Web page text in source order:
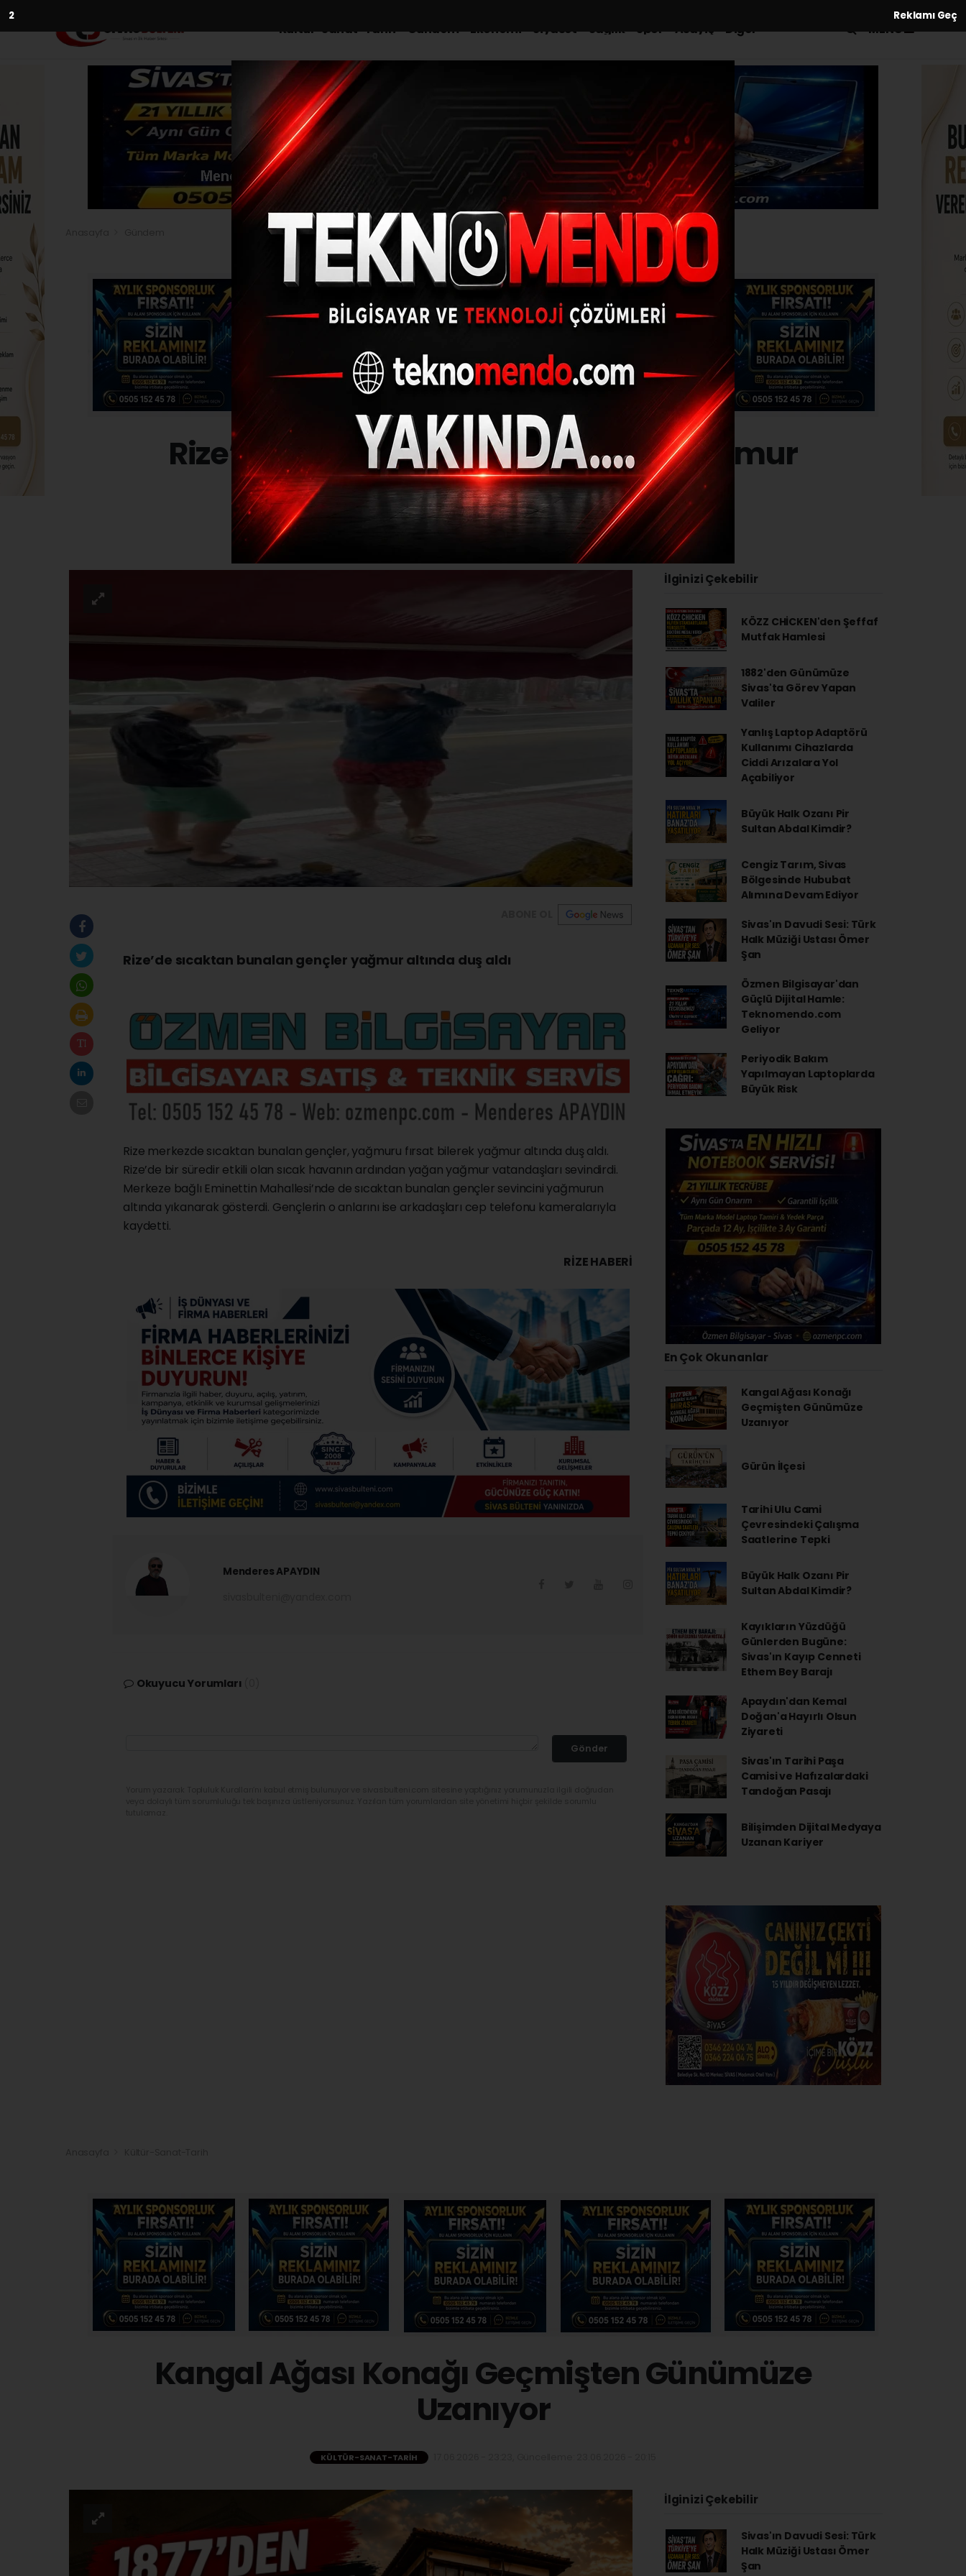
1 Reklamı Geç
Kültür-Sanat-Tarih Gündem Ekonomi Siyaset Sağlık Spor Asayiş Diğer MENÜ
Rize’de sıcaktan bunalan gençler yağmur
altında duş aldı
(İHA) - İhlas Haber Ajansı | 30.08.2024 - 19:00, Güncelleme: 30.08.2024 - 18:52
Rize’de sıcaktan bunalan gençler yağmur altında duş aldı
Rize merkezde sıcaktan bunalan gençler, yağmuru fırsat bilerek yağmur altında duş aldı.
Rize’de bir süredir etkili olan sıcak havanın ardından yağan yağmur vatandaşları sevindirdi.
Merkeze bağlı Eminettin Mahallesi’nde de sıcaktan bunalan gençler sevincini yağmurun
altında yıkanarak gösterdi. Gençlerin o anlarını ise arkadaşları cep telefonu kameralarıyla
kaydetti.
RIZE HABERİ
Menderes APAYDIN
Okuyucu Yorumları
Gönder
İlginizi Çekebilir
KÖZZ CHİCKEN'den Şeffaf
Mutfak Hamlesi
1882'den Günümüze
Sivas'ta Görev Yapan
Valiler
Yanlış Laptop Adaptörü
Kullanımı Cihazlarda
Ciddi Arızalara Yol
Açabiliyor
Büyük Halk Ozanı Pir
Sultan Abdal Kimdir?
Cengiz Tarım, Sivas
Bölgesinde Hububat
Alımına Devam Ediyor
Sivas'ın Davudi Sesi: Türk
Halk Müziği Ustası Ömer
Şan
Özmen Bilgisayar'dan
Güçlü Dijital Hamle:
Teknomendo.com
Geliyor
Periyodik Bakım
Yapılmayan Laptoplarda
Büyük Risk
En Çok Okunanlar
Kangal Ağası Konağı
Geçmişten Günümüze
Uzanıyor
Gürün İlçesi
Tarihi Ulu Cami
Çevresindeki Çalışma
Saatlerine Tepki
Büyük Halk Ozanı Pir
Sultan Abdal Kimdir?
Kayıkların Yüzdüğü
Günlerden Bugüne:
Sivas'ın Kayıp Cenneti
Ethem Bey Barajı
Apaydın'dan Kemal
Doğan'a Hayırlı Olsun
Ziyareti
Sivas'ın Tarihi Paşa
Camisi ve Hafızalardaki
Tandoğan Pasajı
Bilişimden Dijital Medyaya
Uzanan Kariyer
Kangal Ağası Konağı Geçmişten Günümüze
Uzanıyor
KÜLTÜR-SANAT-TARIH
İlginizi Çekebilir
Sivas'ın Davudi Sesi: Türk
Halk Müziği Ustası Ömer
Şan